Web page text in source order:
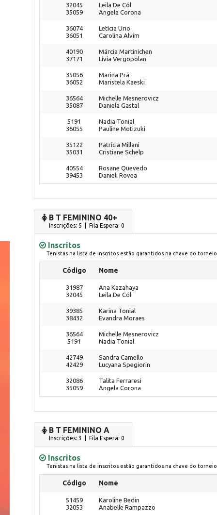
32045
35059
Leila De Cól
Angela Corona
36074
36051
Letícia Urio
Carolina Alvim
40190
37171
Márcia Martinichen
Lívia Vergopolan
35056
36052
Marina Prá
Maristela Kaeski
36564
35087
Michelle Mesnerovicz
Daniela Gastal
5191
36055
Nadia Tonial
Pauline Motizuki
35122
35031
Patrícia Millani
Cristiane Schelp
40554
39453
Rosane Quevedo
Danieli Rovea
B T FEMININO 40+
Inscrições: 5 | Fila Espera: 0
Inscritos
Tenistas na lista de inscritos estão garantidos na chave do torneio
Código Nome
31987
32045
Ana Kazahaya
Leila De Cól
39385
38432
Karina Tonial
Evandra Moraes
36564
5191
Michelle Mesnerovicz
Nadia Tonial
42749
42429
Sandra Camello
Lucyana Spegiorin
32086
35059
Talita Ferraresi
Angela Corona
B T FEMININO A
Inscrições: 3 | Fila Espera: 0
Inscritos
Tenistas na lista de inscritos estão garantidos na chave do torneio
Código Nome
51459
32053
Karoline Bedin
Anabelle Rampazzo